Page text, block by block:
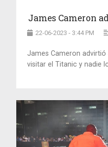
James Cameron
22-06-2023 - 3:44 PM
James Cameron
visitar el Titanic y nadie lo